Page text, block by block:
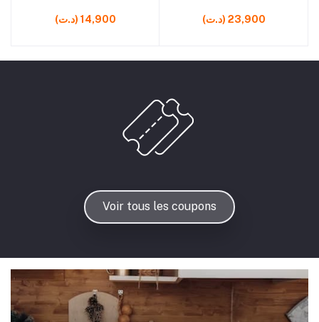
(د.ت) 14,900
Isotherme
(د.ت) 23,900
Voir tous les coupons